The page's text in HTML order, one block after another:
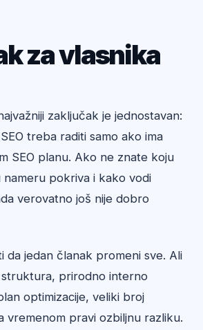
za vlasnika
zaključak je jednostavan:
treba raditi samo ako ima
SEO planu. Ako ne znate koju
nameru pokriva i kako vodi
verovatno još nije dobro
da jedan članak promeni sve. Ali
prirodno interno
optimizacije, veliki broj
vremenom pravi ozbiljnu razliku.